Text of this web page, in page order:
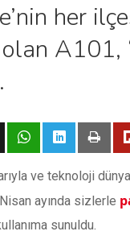
her
A101,
ve teknoloji
ayında sizlerle
sunuldu.